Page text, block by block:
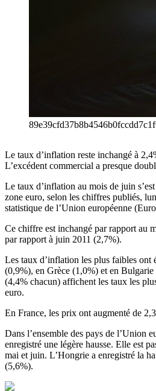
Le taux d’inflation reste inchangé à
L’excédent commercial a presque
Le taux d’inflation au mois de juin
zone euro, selon les chiffres publiés,
statistique de l’Union européenne
Ce chiffre est inchangé par rapport au
par rapport à juin 2011 (2,7%).
Les taux d’inflation les plus faibles ont
(0,9%), en Grèce (1,0%) et en
(4,4% chacun) affichent les taux les
euro.
En France, les prix ont augmenté de
Dans l’ensemble des pays de l’Union
enregistré une légère hausse. Elle est
mai et juin. L’Hongrie a enregistré la
(5,6%).